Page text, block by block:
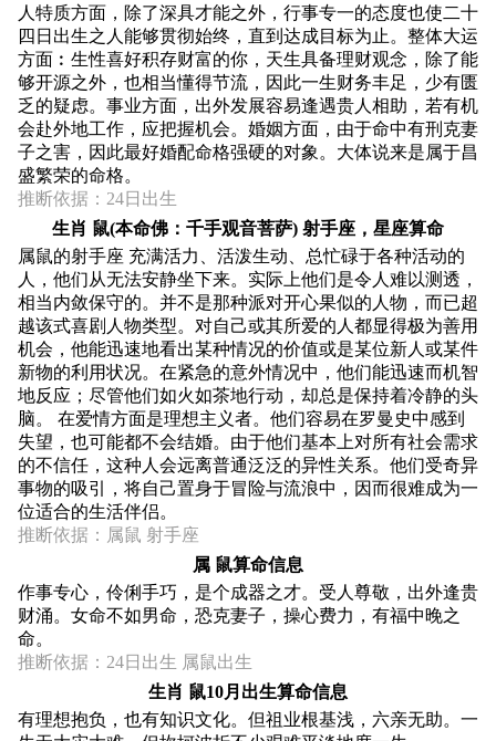
人特质方面，除了深具才能之外，行事专一的态度也使二十
四日出生之人能够贯彻始终，直到达成目标为止。整体大运
方面︰生性喜好积存财富的你，天生具备理财观念，除了能
够开源之外，也相当懂得节流，因此一生财务丰足，少有匮
乏的疑虑。事业方面，出外发展容易逢遇贵人相助，若有机
会赴外地工作，应把握机会。婚姻方面，由于命中有刑克妻
子之害，因此最好婚配命格强硬的对象。大体说来是属于昌
盛繁荣的命格。
推断依据：24日出生
生肖 鼠(本命佛：千手观音菩萨) 射手座，星座算命
属鼠的射手座 充满活力、活泼生动、总忙碌于各种活动的
人，他们从无法安静坐下来。实际上他们是令人难以测透，
相当内敛保守的。并不是那种派对开心果似的人物，而已超
越该式喜剧人物类型。对自己或其所爱的人都显得极为善用
机会，他能迅速地看出某种情况的价值或是某位新人或某件
新物的利用状况。在紧急的意外情况中，他们能迅速而机智
地反应；尽管他们如火如茶地行动，却总是保持着冷静的头
脑。 在爱情方面是理想主义者。他们容易在罗曼史中感到
失望，也可能都不会结婚。由于他们基本上对所有社会需求
的不信任，这种人会远离普通泛泛的异性关系。他们受奇异
事物的吸引，将自己置身于冒险与流浪中，因而很难成为一
位适合的生活伴侣。
推断依据：属鼠 射手座
属 鼠算命信息
作事专心，伶俐手巧，是个成器之才。受人尊敬，出外逢贵
财涌。女命不如男命，恐克妻子，操心费力，有福中晚之
命。
推断依据：24日出生 属鼠出生
生肖 鼠10月出生算命信息
有理想抱负，也有知识文化。但祖业根基浅，六亲无助。一